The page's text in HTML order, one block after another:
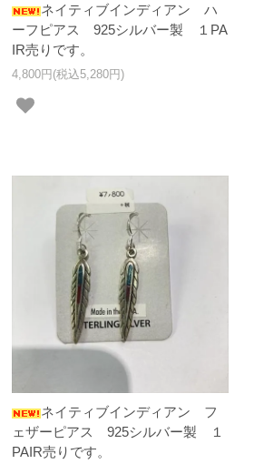
ネイティブインディアン ハ
ーフピアス 925シルバー製 １PA
IR売りです。
4,800円(税込5,280円)
ネイティブインディアン フ
ェザーピアス 925シルバー製 １
PAIR売りです。